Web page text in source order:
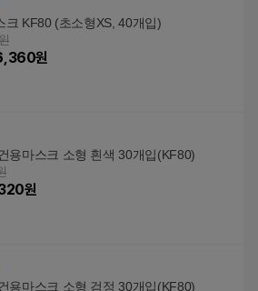
크 KF80 (초소형XS, 40개입)
원
용마스크 소형 흰색 30개입(KF80)
원
용마스크 소형 검정 30개입(KF80)